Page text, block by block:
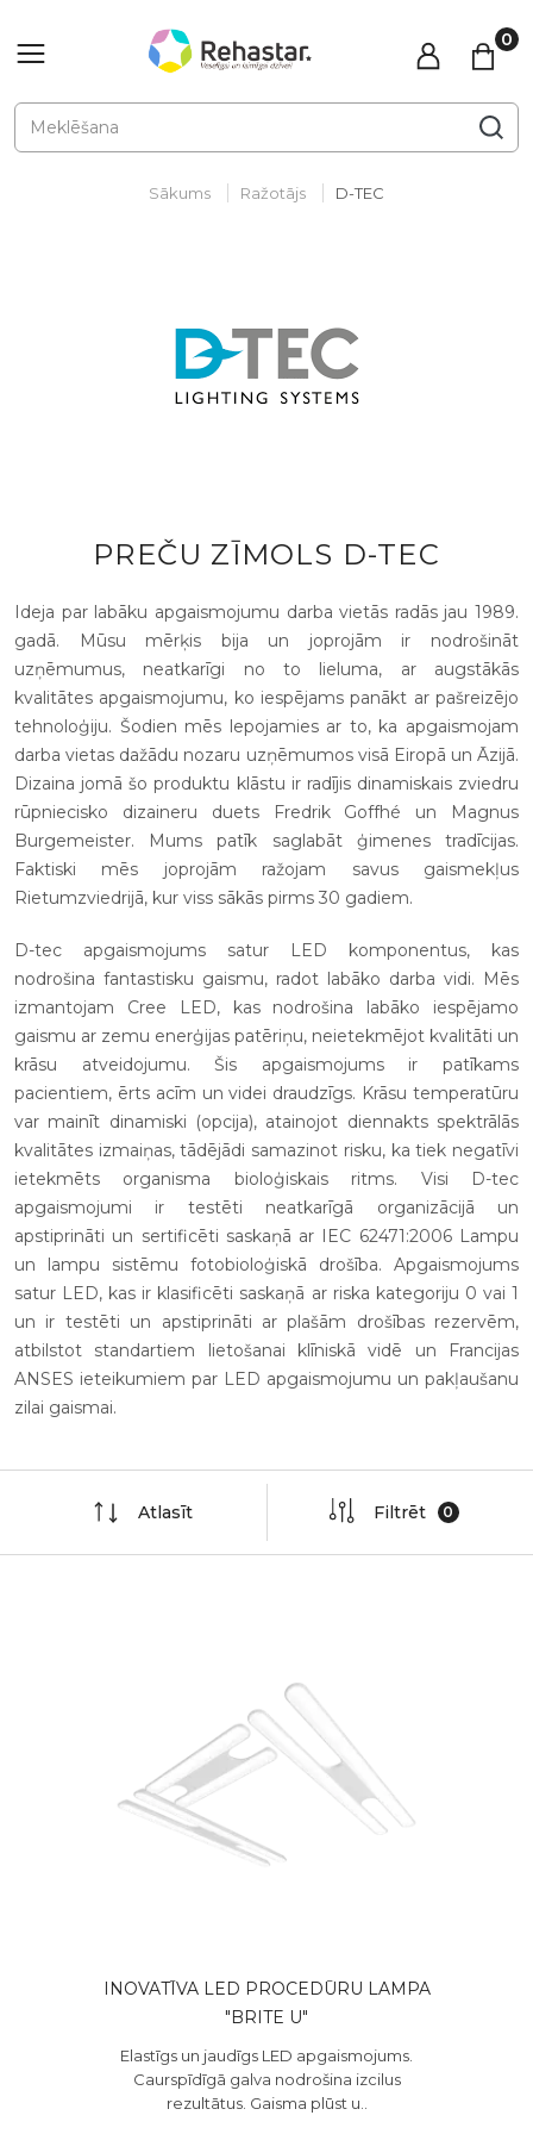
Sākums Ražotājs D-TEC
PREČU ZĪMOLS D-TEC
Ideja par labāku apgaismojumu darba vietās radās jau 1989.
gadā. Mūsu mērķis bija un joprojām ir nodrošināt
uzņēmumus, neatkarīgi no to lieluma, ar augstākās
kvalitātes apgaismojumu, ko iespējams panākt ar pašreizējo
tehnoloģiju. Šodien mēs lepojamies ar to, ka apgaismojam
darba vietas dažādu nozaru uzņēmumos visā Eiropā un Āzijā.
Dizaina jomā šo produktu klāstu ir radījis dinamiskais zviedru
rūpniecisko dizaineru duets Fredrik Goffhé un Magnus
Burgemeister. Mums patīk saglabāt ģimenes tradīcijas.
Faktiski mēs joprojām ražojam savus gaismekļus
Rietumzviedrijā, kur viss sākās pirms 30 gadiem.
D-tec apgaismojums satur LED komponentus, kas
nodrošina fantastisku gaismu, radot labāko darba vidi. Mēs
izmantojam Cree LED, kas nodrošina labāko iespējamo
gaismu ar zemu enerģijas patēriņu, neietekmējot kvalitāti un
krāsu atveidojumu. Šis apgaismojums ir patīkams
pacientiem, ērts acīm un videi draudzīgs. Krāsu temperatūru
var mainīt dinamiski (opcija), atainojot diennakts spektrālās
kvalitātes izmaiņas, tādējādi samazinot risku, ka tiek negatīvi
ietekmēts organisma bioloģiskais ritms. Visi D-tec
apgaismojumi ir testēti neatkarīgā organizācijā un
apstiprināti un sertificēti saskaņā ar IEC 62471:2006 Lampu
un lampu sistēmu fotobioloģiskā drošība. Apgaismojums
satur LED, kas ir klasificēti saskaņā ar riska kategoriju 0 vai 1
un ir testēti un apstiprināti ar plašām drošības rezervēm,
atbilstot standartiem lietošanai klīniskā vidē un Francijas
ANSES ieteikumiem par LED apgaismojumu un pakļaušanu
zilai gaismai.
Atlasīt Filtrēt
INOVATĪVA LED PROCEDŪRU LAMPA
"BRITE U"
Elastīgs un jaudīgs LED apgaismojums.
Caurspīdīgā galva nodrošina izcilus
rezultātus. Gaisma plūst u..